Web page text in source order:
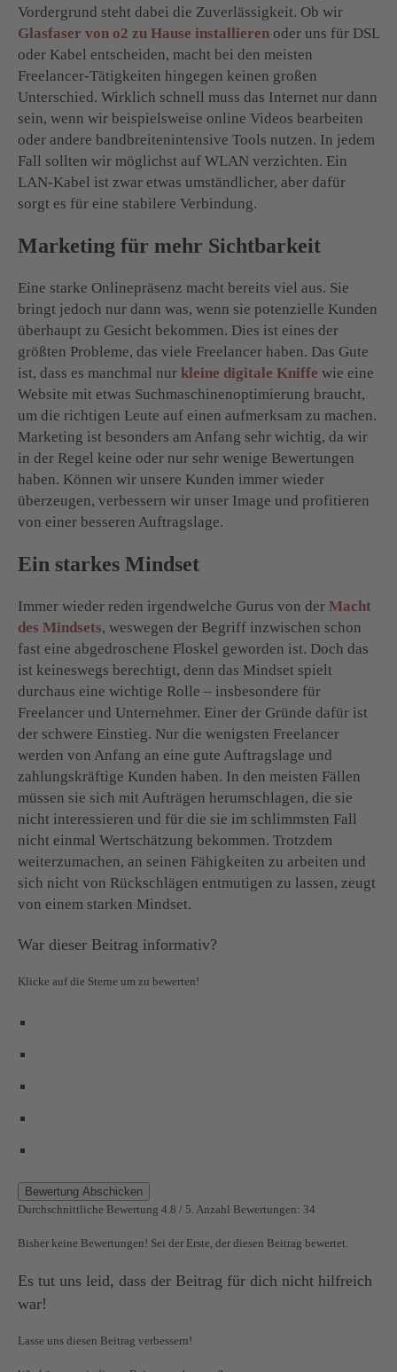
Vordergrund steht dabei die Zuverlässigkeit. Ob wir
Glasfaser von o2 zu Hause installieren oder uns für DSL
oder Kabel entscheiden, macht bei den meisten
Freelancer-Tätigkeiten hingegen keinen großen
Unterschied. Wirklich schnell muss das Internet nur dann
sein, wenn wir beispielsweise online Videos bearbeiten
oder andere bandbreitenintensive Tools nutzen. In jedem
Fall sollten wir möglichst auf WLAN verzichten. Ein
LAN-Kabel ist zwar etwas umständlicher, aber dafür
sorgt es für eine stabilere Verbindung.
Marketing für mehr Sichtbarkeit
Eine starke Onlinepräsenz macht bereits viel aus. Sie
bringt jedoch nur dann was, wenn sie potenzielle Kunden
überhaupt zu Gesicht bekommen. Dies ist eines der
größten Probleme, das viele Freelancer haben. Das Gute
ist, dass es manchmal nur kleine digitale Kniffe wie eine
Website mit etwas Suchmaschinenoptimierung braucht,
um die richtigen Leute auf einen aufmerksam zu machen.
Marketing ist besonders am Anfang sehr wichtig, da wir
in der Regel keine oder nur sehr wenige Bewertungen
haben. Können wir unsere Kunden immer wieder
überzeugen, verbessern wir unser Image und profitieren
von einer besseren Auftragslage.
Ein starkes Mindset
Immer wieder reden irgendwelche Gurus von der Macht
des Mindsets, weswegen der Begriff inzwischen schon
fast eine abgedroschene Floskel geworden ist. Doch das
ist keineswegs berechtigt, denn das Mindset spielt
durchaus eine wichtige Rolle – insbesondere für
Freelancer und Unternehmer. Einer der Gründe dafür ist
der schwere Einstieg. Nur die wenigsten Freelancer
werden von Anfang an eine gute Auftragslage und
zahlungskräftige Kunden haben. In den meisten Fällen
müssen sie sich mit Aufträgen herumschlagen, die sie
nicht interessieren und für die sie im schlimmsten Fall
nicht einmal Wertschätzung bekommen. Trotzdem
weiterzumachen, an seinen Fähigkeiten zu arbeiten und
sich nicht von Rückschlägen entmutigen zu lassen, zeugt
von einem starken Mindset.
War dieser Beitrag informativ?
Klicke auf die Sterne um zu bewerten!
Bewertung Abschicken
Durchschnittliche Bewertung 4.8 / 5. Anzahl Bewertungen: 34
Bisher keine Bewertungen! Sei der Erste, der diesen Beitrag bewertet.
Es tut uns leid, dass der Beitrag für dich nicht hilfreich
war!
Lasse uns diesen Beitrag verbessern!